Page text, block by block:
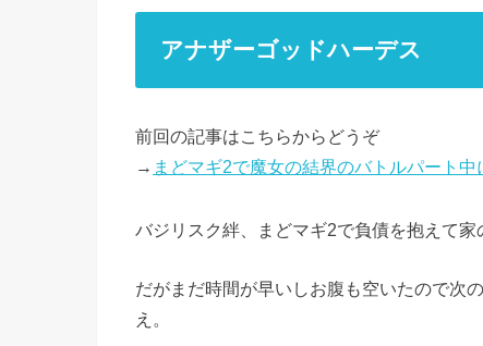
アナザーゴッドハーデス
前回の記事はこちらからどうぞ
→ まどマギ2で魔女の結界のバトルパート
バジリスク絆、まどマギ2で負債を抱えて家
だがまだ時間が早いしお腹も空いたので次
え。